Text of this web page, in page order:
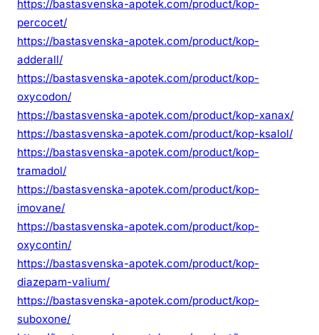
https://bastasvenska-apotek.com/product/kop-
percocet/
https://bastasvenska-apotek.com/product/kop-
adderall/
https://bastasvenska-apotek.com/product/kop-
oxycodon/
https://bastasvenska-apotek.com/product/kop-xanax/
https://bastasvenska-apotek.com/product/kop-ksalol/
https://bastasvenska-apotek.com/product/kop-
tramadol/
https://bastasvenska-apotek.com/product/kop-
imovane/
https://bastasvenska-apotek.com/product/kop-
oxycontin/
https://bastasvenska-apotek.com/product/kop-
diazepam-valium/
https://bastasvenska-apotek.com/product/kop-
suboxone/